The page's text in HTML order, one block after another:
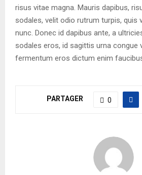
risus vitae magna. Mauris dapibus,
sodales, velit odio rutrum turpis, quis
nunc. Donec id dapibus ante, a
sodales eros, id sagittis urna congue
fermentum eros dictum enim
PARTAGER 0